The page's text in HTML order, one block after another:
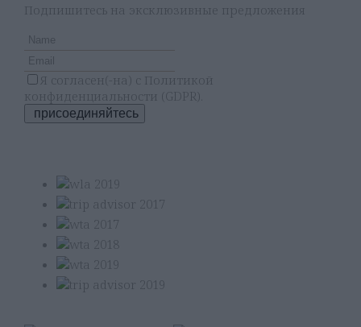
Подпишитесь на эксклюзивные предложения
Я согласен(-на) с Политикой
конфиденциальности (GDPR)
присоединяйтесь